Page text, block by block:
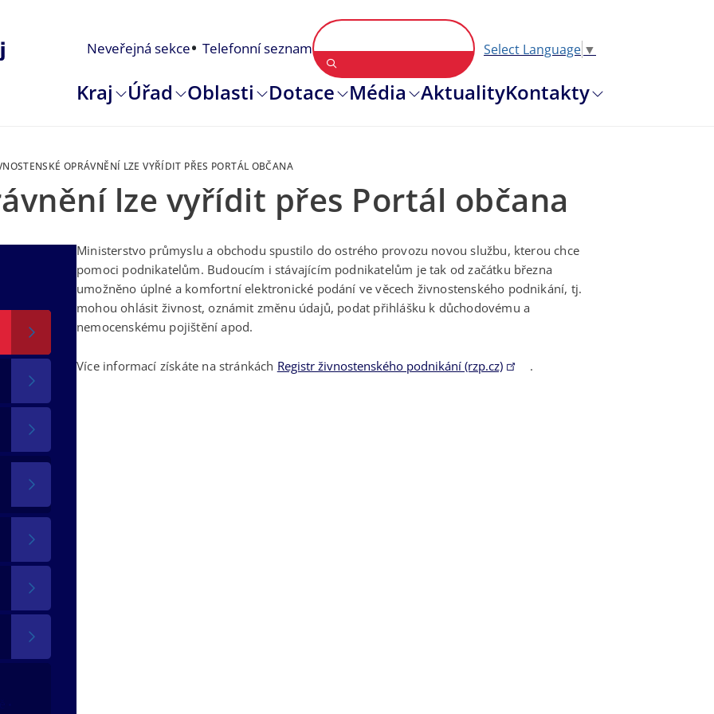
Neveřejná sekce Telefonní seznam Select Language ▼
Kraj Úřad Oblasti Dotace Média AktualityKontakty
OPRÁVNĚNÍ LZE VYŘÍDIT PŘES PORTÁL OBČANA
lze vyřídit přes Portál občana
Ministerstvo průmyslu a obchodu spustilo do ostrého provozu novou službu, kterou chce
pomoci podnikatelům. Budoucím i stávajícím podnikatelům je tak od začátku března
umožněno úplné a komfortní elektronické podání ve věcech živnostenského podnikání, tj.
mohou ohlásit živnost, oznámit změnu údajů, podat přihlášku k důchodovému a
nemocenskému pojištění apod.
Více informací získáte na stránkách Registr živnostenského podnikání (rzp.cz) .